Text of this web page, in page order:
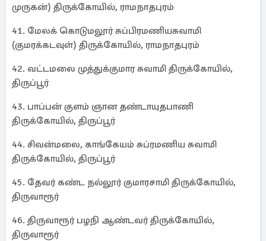
முருகன்) திருக்கோயில், ராமநாதபுரம்
41. மேலக் கொடுமலூர் சுப்பிரமணியசுவாமி
(குமரக்கடவுள்) திருக்கோயில், ராமநாதபுரம்
42. வட்டமலை முத்துக்குமார சுவாமி திருக்கோயில்,
திருப்பூர்
43. பாப்பன் குளம் ஞான தண்டாயுதபாணி
திருக்கோயில், திருப்பூர்
44. சிவன்மலை, காங்கேயம் சுப்ரமணிய சுவாமி
திருக்கோயில், திருப்பூர்
45. தேவர் கண்ட நல்லூர் குமாரசாமி திருக்கோயில்,
திருவாரூர்
46. திருவாரூர் பழநி ஆண்டவர் திருக்கோயில்,
திருவாரூர்